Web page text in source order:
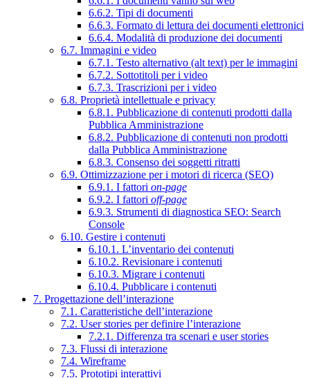
6.6.2. Tipi di documenti
6.6.3. Formato di lettura dei documenti elettronici
6.6.4. Modalità di produzione dei documenti
6.7. Immagini e video
6.7.1. Testo alternativo (alt text) per le immagini
6.7.2. Sottotitoli per i video
6.7.3. Trascrizioni per i video
6.8. Proprietà intellettuale e privacy
6.8.1. Pubblicazione di contenuti prodotti dalla
Pubblica Amministrazione
6.8.2. Pubblicazione di contenuti non prodotti
dalla Pubblica Amministrazione
6.8.3. Consenso dei soggetti ritratti
6.9. Ottimizzazione per i motori di ricerca (SEO)
6.9.1. I fattori on-page
6.9.2. I fattori off-page
6.9.3. Strumenti di diagnostica SEO: Search
Console
6.10. Gestire i contenuti
6.10.1. L’inventario dei contenuti
6.10.2. Revisionare i contenuti
6.10.3. Migrare i contenuti
6.10.4. Pubblicare i contenuti
7. Progettazione dell’interazione
7.1. Caratteristiche dell’interazione
7.2. User stories per definire l’interazione
7.2.1. Differenza tra scenari e user stories
7.3. Flussi di interazione
7.4. Wireframe
7.5. Prototipi interattivi